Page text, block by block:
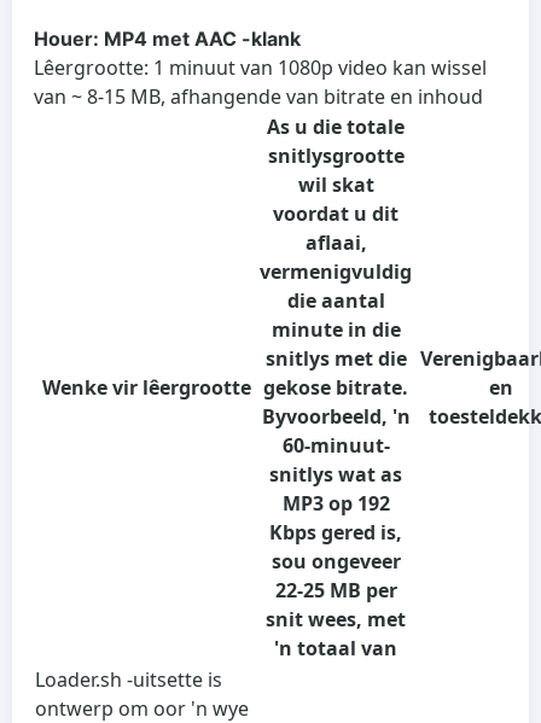
Houer: MP4 met AAC -klank
Lêergrootte: 1 minuut van 1080p video kan wissel
van ~ 8-15 MB, afhangende van bitrate en inhoud
Wenke vir lêergrootte
As u die totale
snitlysgrootte
wil skat
voordat u dit
aflaai,
vermenigvuldig
die aantal
minute in die
snitlys met die
gekose bitrate.
Byvoorbeeld, 'n
60-minuut-
snitlys wat as
MP3 op 192
Kbps gered is,
sou ongeveer
22-25 MB per
snit wees, met
'n totaal van
en
Loader.sh -uitsette is
ontwerp om oor 'n wye